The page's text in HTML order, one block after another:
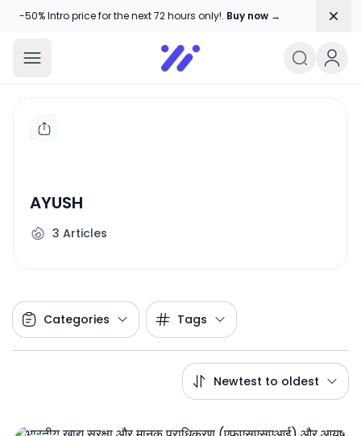
-50% Intro price for the next 72 hours only!. Buy now →
Amika Chitranshi
My WordPress Blog
AYUSH
3 Articles
Categories Tags
Newtest to oldest